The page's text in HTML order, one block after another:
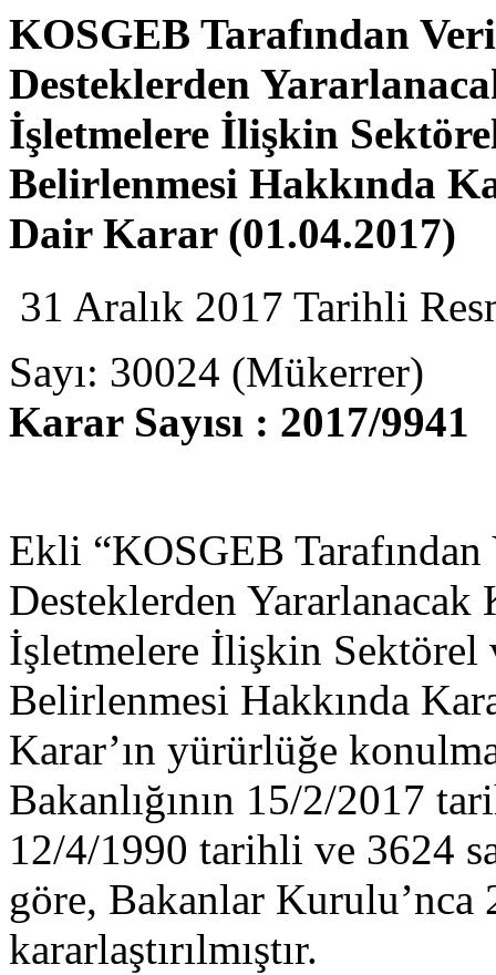
KOSGEB Tarafından
Desteklerden
İşletmelere İlişkin
Belirlenmesi Hakkında
Dair Karar (01.04.2017)
31 Aralık 2017 Tarihli
Sayı: 30024 (Mükerrer)
Karar Sayısı : 2017/9941
Ekli “KOSGEB
Desteklerden
İşletmelere İlişkin
Belirlenmesi Hakkında
Karar’ın yürürlüğe
Bakanlığının 15/2/2017
12/4/1990 tarihli ve 3624
göre, Bakanlar
kararlaştırılmıştır.